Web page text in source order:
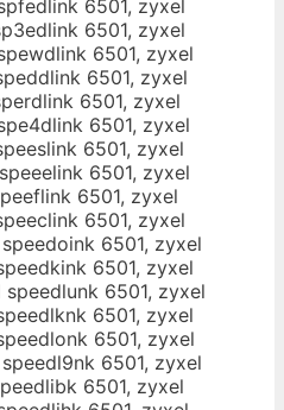
6501, zyxel
6501, zyxel
6501, zyxel
6501, zyxel
6501, zyxel
6501, zyxel
6501, zyxel
6501, zyxel
6501, zyxel
6501, zyxel
6501, zyxel
6501, zyxel
6501, zyxel
6501, zyxel
6501, zyxel
6501, zyxel
6501, zyxel